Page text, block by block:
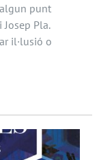
punt
Pla.
il·lusió o